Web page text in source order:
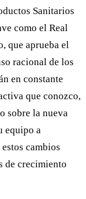
Sanitarios
como el Real
que aprueba el
racional de los
en constante
que conozco,
sobre la nueva
equipo a
cambios
de crecimiento